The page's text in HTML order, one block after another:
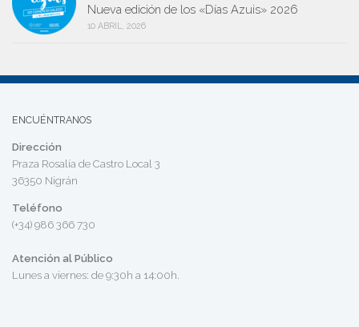
Nueva edición de los «Días Azuis» 2026
10 ABRIL, 2026
ENCUÉNTRANOS
Dirección
Praza Rosalía de Castro Local 3
36350 Nigrán
Teléfono
(+34) 986 366 730
Atención al Público
Lunes a viernes: de 9:30h a 14:00h.